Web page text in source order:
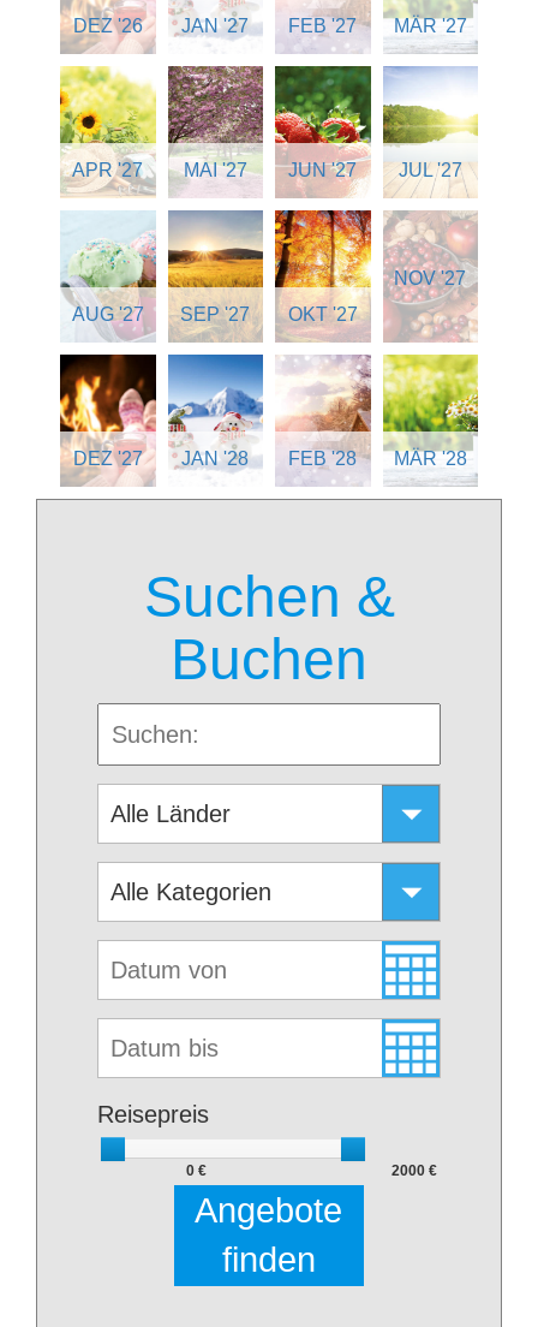
DEZ '26 JAN '27 FEB '27 MÄR '27
APR '27 MAI '27 JUN '27 JUL '27
AUG '27 SEP '27 OKT '27
NOV '27
DEZ '27 JAN '28 FEB '28 MÄR '28
Suchen &
Buchen
Reisepreis
0 € 2000 €
Angebote
finden